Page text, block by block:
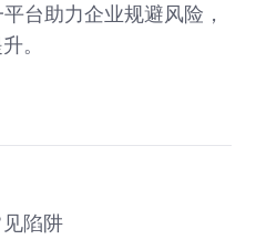
台助力企业规避风险，
。
陷阱